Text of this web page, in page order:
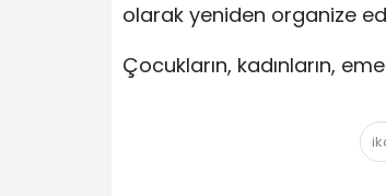
olarak yeniden organize
Çocukların, kadınların,